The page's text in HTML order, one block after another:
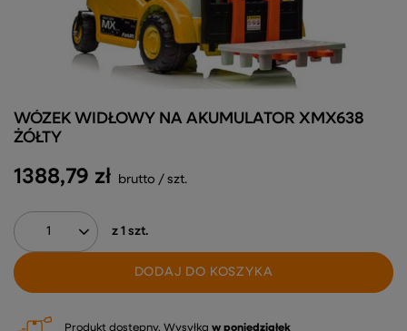
1388,79 zł brutto / szt.
z 1 szt.
DODAJ DO KOSZYKA
WÓZEK WIDŁOWY NA AKUMULATOR XMX638
ŻÓŁTY
Produkt dostępny Wysyłka w poniedziałek